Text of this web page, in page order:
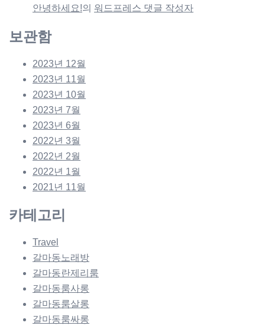
안녕하세요!의 워드프레스 댓글 작성자
보관함
2023년 12월
2023년 11월
2023년 10월
2023년 7월
2023년 6월
2022년 3월
2022년 2월
2022년 1월
2021년 11월
카테고리
Travel
갈마동노래방
갈마동란제리룸
갈마동룸사롱
갈마동룸살롱
갈마동룸싸롱